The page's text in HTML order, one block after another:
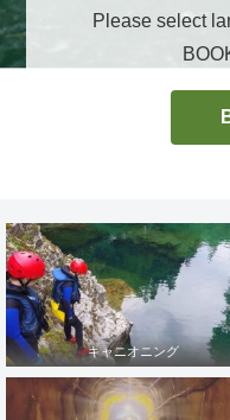
Please select
キャニオニング